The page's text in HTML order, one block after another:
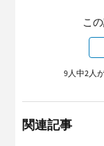
こ
9人中2人
関連記事